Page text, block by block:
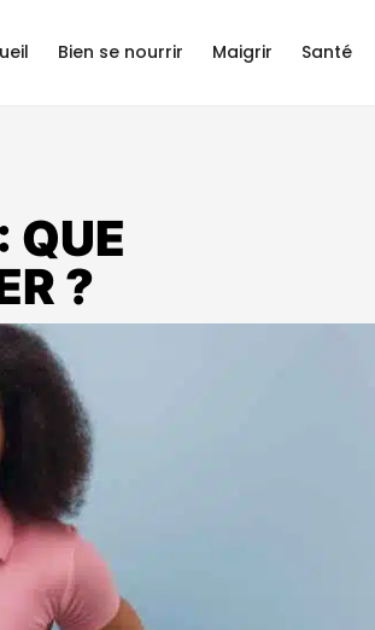
Bien se nourrir Maigrir Santé
QUE
?